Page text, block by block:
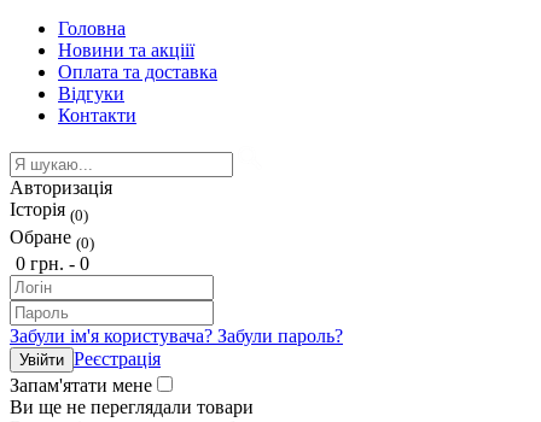
Головна
Новини та акціії
Оплата та доставка
Відгуки
Контакти
Авторизація
Історія (0)
Обране (0)
0 грн. - 0
Забули ім'я користувача? Забули пароль?
Реєстрація
Запам'ятати мене
Ви ще не переглядали товари